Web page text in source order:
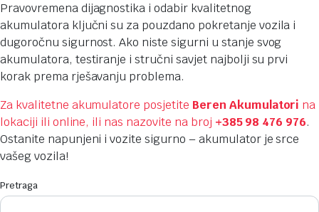
Pravovremena dijagnostika i odabir kvalitetnog
akumulatora ključni su za pouzdano pokretanje vozila i
dugoročnu sigurnost. Ako niste sigurni u stanje svog
akumulatora, testiranje i stručni savjet najbolji su prvi
korak prema rješavanju problema.
Za kvalitetne akumulatore posjetite Beren Akumulatori na
lokaciji ili online, ili nas nazovite na broj +385 98 476 976.
Ostanite napunjeni i vozite sigurno – akumulator je srce
vašeg vozila!
Pretraga